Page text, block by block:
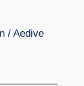
/ Aedive